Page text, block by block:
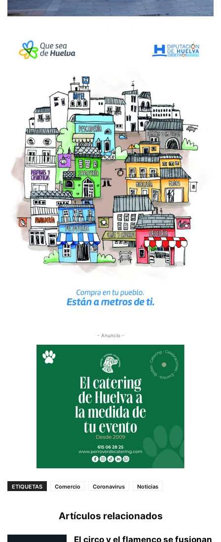
- Anuncio -
ETIQUETAS Comercio Coronavirus Noticias
Artículos relacionados
El circo y el flamenco se fusionan